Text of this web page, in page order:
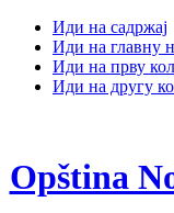
Иди на садржај
Иди на главну
Иди на прву
Иди на другу
Opština